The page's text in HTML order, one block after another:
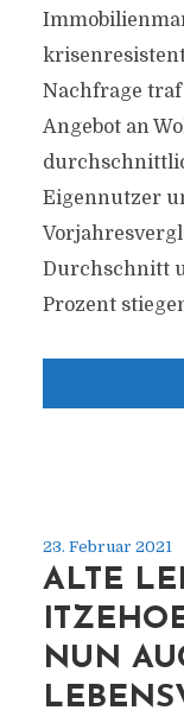
Nachfrage
Angebot an
Eigennutzer
Durchschnitt
Prozent
23. Februar 2021
ALTE
NUN